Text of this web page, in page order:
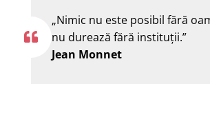
„Nimic nu este posibil fără
nu durează fără instituţii.”
Jean Monnet